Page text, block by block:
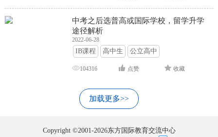
中考之后选普高或国际学校，留学升学
途径解析
2022-06-28
IB课程 高中生 公立高中
104316 点赞 收藏
加载更多>>
Copyright ©2001-2026东方国际教育交流中心